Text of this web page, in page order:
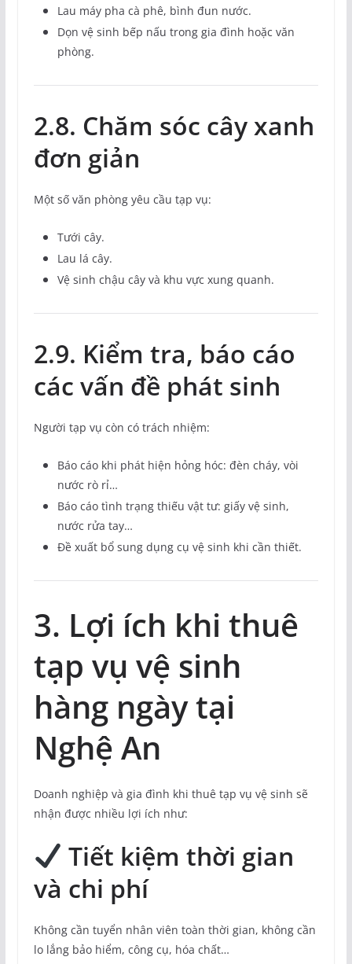
Lau máy pha cà phê, bình đun nước.
Dọn vệ sinh bếp nấu trong gia đình hoặc văn
phòng.
2.8. Chăm sóc cây xanh
đơn giản
Một số văn phòng yêu cầu tạp vụ:
Tưới cây.
Lau lá cây.
Vệ sinh chậu cây và khu vực xung quanh.
2.9. Kiểm tra, báo cáo
các vấn đề phát sinh
Người tạp vụ còn có trách nhiệm:
Báo cáo khi phát hiện hỏng hóc: đèn cháy, vòi
nước rò rỉ…
Báo cáo tình trạng thiếu vật tư: giấy vệ sinh,
nước rửa tay…
Đề xuất bổ sung dụng cụ vệ sinh khi cần thiết.
3. Lợi ích khi thuê
tạp vụ vệ sinh
hàng ngày tại
Nghệ An
Doanh nghiệp và gia đình khi thuê tạp vụ vệ sinh sẽ
nhận được nhiều lợi ích như:
Tiết kiệm thời gian
và chi phí
Không cần tuyển nhân viên toàn thời gian, không cần
lo lắng bảo hiểm, công cụ, hóa chất…